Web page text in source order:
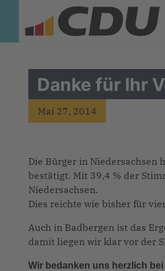
Danke für Ihr
Mai 27, 2014
Die Bürger in Niedersachsen
bestätigt. Mit 39,4 % der
Niedersachsen.
Dies reichte wie bisher für
Auch in Badbergen ist das
damit liegen wir klar vor der
Wir bedanken uns herzlich